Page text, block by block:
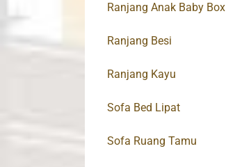
Ranjang Anak Baby Box
Ranjang Besi
Ranjang Kayu
Sofa Bed Lipat
Sofa Ruang Tamu